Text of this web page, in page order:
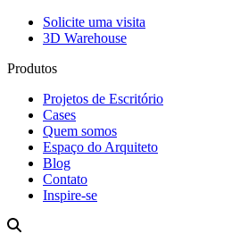
Solicite uma visita
3D Warehouse
Produtos
Projetos de Escritório
Cases
Quem somos
Espaço do Arquiteto
Blog
Contato
Inspire-se